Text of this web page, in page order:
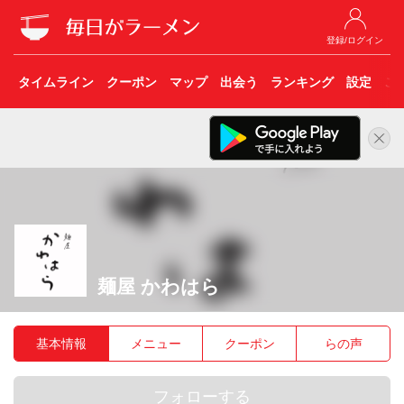
登録/ログイン
タイムライン クーポン マップ 出会う ランキング 設定 こ
麺屋 かわはら
基本情報 メニュー クーポン らの声
フォローする